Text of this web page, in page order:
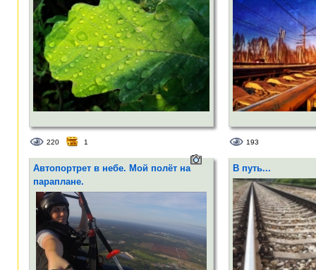
220 1 193
Автопортрет в небе. Мой полёт на
параплане.
В путь...